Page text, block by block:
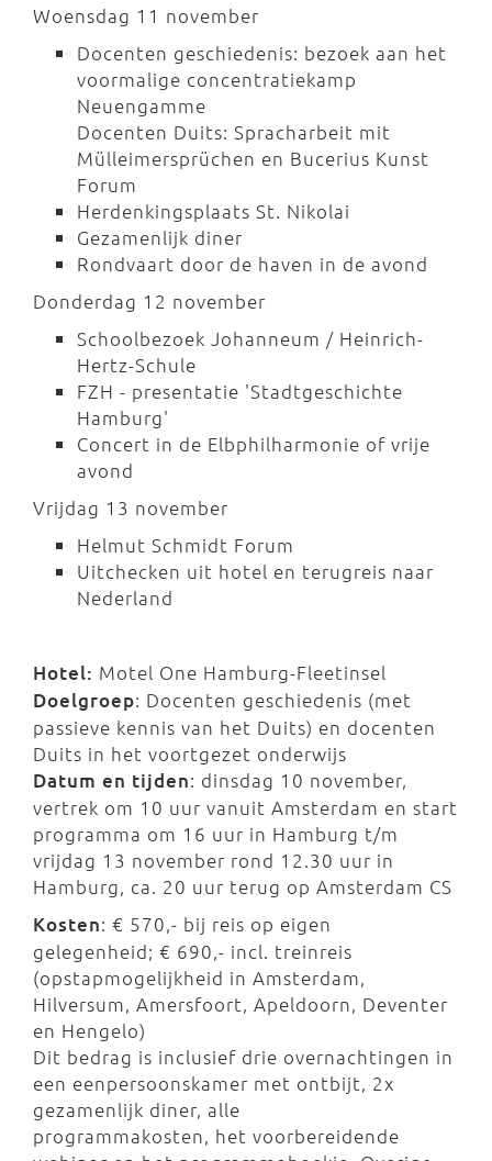
Woensdag 11 november
Docenten geschiedenis: bezoek aan het
voormalige concentratiekamp
Neuengamme
Docenten Duits: Spracharbeit mit
Mülleimersprüchen en Bucerius Kunst
Forum
Herdenkingsplaats St. Nikolai
Gezamenlijk diner
Rondvaart door de haven in de avond
Donderdag 12 november
Schoolbezoek Johanneum / Heinrich-
Hertz-Schule
FZH - presentatie 'Stadtgeschichte
Hamburg'
Concert in de Elbphilharmonie of vrije
avond
Vrijdag 13 november
Helmut Schmidt Forum
Uitchecken uit hotel en terugreis naar
Nederland
Hotel: Motel One Hamburg-Fleetinsel
Doelgroep: Docenten geschiedenis (met
passieve kennis van het Duits) en docenten
Duits in het voortgezet onderwijs
Datum en tijden: dinsdag 10 november,
vertrek om 10 uur vanuit Amsterdam en start
programma om 16 uur in Hamburg t/m
vrijdag 13 november rond 12.30 uur in
Hamburg, ca. 20 uur terug op Amsterdam CS
Kosten: € 570,- bij reis op eigen
gelegenheid; € 690,- incl. treinreis
(opstapmogelijkheid in Amsterdam,
Hilversum, Amersfoort, Apeldoorn, Deventer
en Hengelo)
Dit bedrag is inclusief drie overnachtingen in
een eenpersoonskamer met ontbijt, 2x
gezamenlijk diner, alle
programmakosten, het voorbereidende